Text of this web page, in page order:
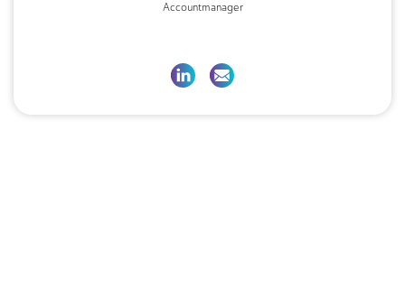
Accountmanager